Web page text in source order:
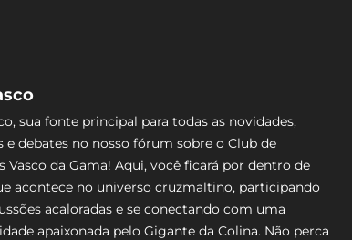
sua fonte principal para todas as novidades,
e debates no nosso fórum sobre o Club de
Vasco da Gama! Aqui, você ficará por dentro de
acontece no universo cruzmaltino, participando
acaloradas e se conectando com uma
apaixonada pelo Gigante da Colina. Não perca